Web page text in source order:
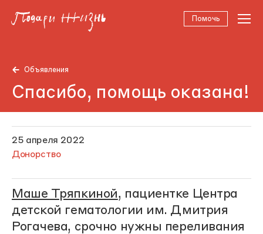
Помочь
Объявления
Спасибо, помощь оказана!
25 апреля 2022
Донорство
Маше Тряпкиной, пациентке Центра
детской гематологии им. Дмитрия
Рогачева, срочно нужны переливания